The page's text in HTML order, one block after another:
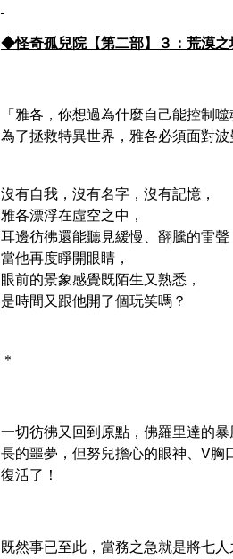
◆怪奇孤兒院【第二部】 ３：荒漠
「雅各，你想過為什麼自己能控制噬
為了拯救特異世界，雅各必須面對波
沒有自我，沒有名字，沒有記憶，
雅各漂浮在虛空之中，
耳邊彷彿還能聽見緩慢、翻騰的雷聲
當他再度睜開眼睛，
眼前的景象感覺既陌生又熟悉，
是時間又跟他開了個玩笑嗎？
＊
一切彷彿又回到原點，佛羅里達的
長的噩夢，但努兒擔心的眼神、 V胸
復活了！
既然事已至此，當務之急就是將七